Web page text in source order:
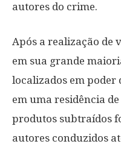
autores do crime.
Após a realização de
em sua grande
localizados em poder
em uma residência de
produtos subtraídos
autores conduzidos